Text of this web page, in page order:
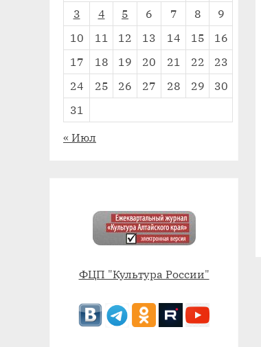
3
4 5 6 7 8
9
10
11 12 13 14 15
16
17
18 19 20 21 22
23
24
25 26 27 28 29
30
31
« Июл
ФЦП "Культура России"